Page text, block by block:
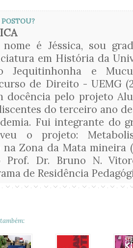
nome é Jéssica, sou
em História da
Jequitinhonha e
de Direito - UEMG
docência pelo projeto
do terceiro ano
Fui integrante do
o projeto:
Zona da Mata mineira
Prof. Dr. Bruno N.
de Residência